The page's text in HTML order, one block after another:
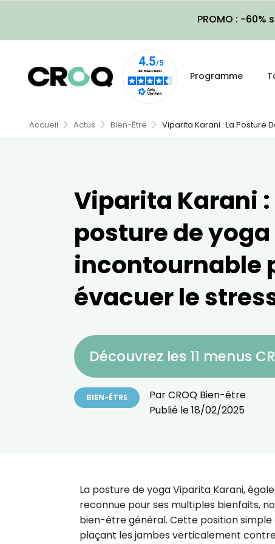
PROMO : -
Programme
Accueil Actus Bien-Être Viparita Karani : La Posture
Viparita Karani :
posture de yoga
incontournable
évacuer le
Découvrez les 11 menus
BIEN-ÊTRE ParCROQ Bien-être
Publié le18/02/2025
La posture de yoga Viparita Karani,
reconnue pour ses multiples bienfaits,
bien-être général. Cette position simple
plaçant les jambes verticalement